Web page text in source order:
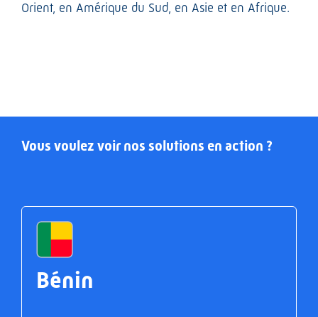
Orient, en Amérique du Sud, en Asie et en Afrique.
Vous voulez voir nos solutions en action ?
Bénin